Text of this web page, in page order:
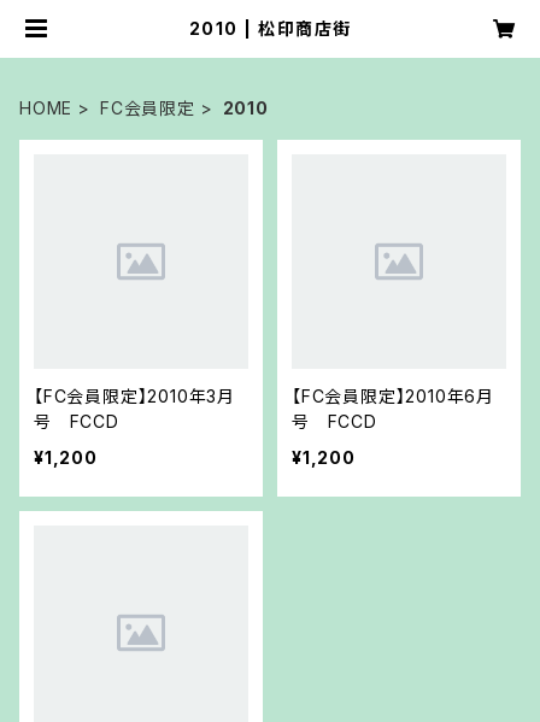
2010 | 松印商店街
HOME FC会員限定 2010
【FC会員限定】2010年3月
号 FCCD
¥1,200
【FC会員限定】2010年6月
号 FCCD
¥1,200